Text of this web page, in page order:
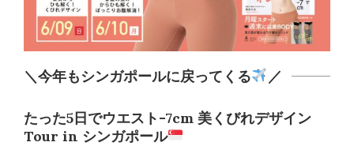
＼今年もシンガポールに戻ってくる ／
たった5日でウエスト-7cm 美くびれデザイン
Tour in シンガポール